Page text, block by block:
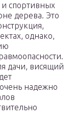
спортивных
дерева. Это
однако,
дачи, висящий
надежно